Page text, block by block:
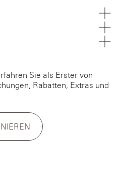
Sie als Erster von
Rabatten, Extras und